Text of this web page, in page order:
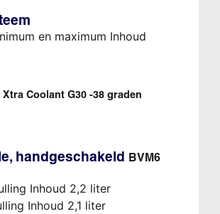
en maximum Inhoud
Xtra Coolant G30 -38 graden
handgeschakeld BVM6
Inhoud 2,2 liter
Inhoud 2,1 liter